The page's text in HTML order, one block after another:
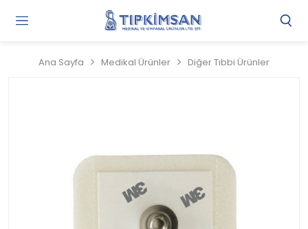
Ana Sayfa Medikal Ürünler Diğer Tıbbi Ürünler